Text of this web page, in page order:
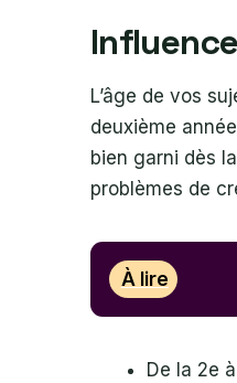
L’âge de vos
deuxième
bien garni dès
problèmes de
À lire
De la 2e